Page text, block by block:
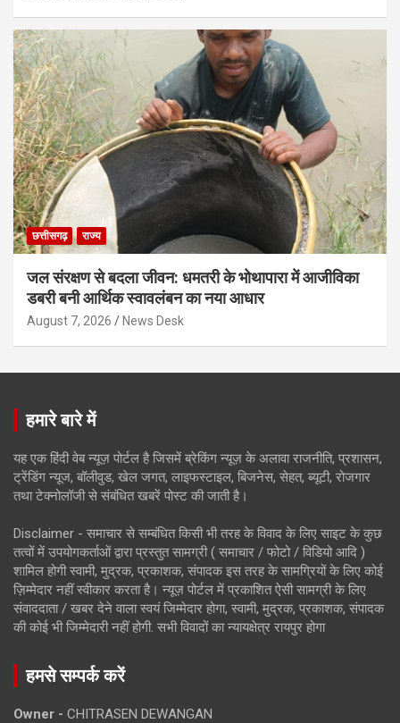
छत्तीसगढ़ राज्य
जल संरक्षण से बदला जीवन: धमतरी के भोथापारा में आजीविका
डबरी बनी आर्थिक स्वावलंबन का नया आधार
August 7, 2026 News Desk
हमारे बारे में
यह एक हिंदी वेब न्यूज़ पोर्टल है जिसमें ब्रेकिंग न्यूज़ के अलावा राजनीति, प्रशासन,
ट्रेंडिंग न्यूज, बॉलीवुड, खेल जगत, लाइफस्टाइल, बिजनेस, सेहत, ब्यूटी, रोजगार
तथा टेक्नोलॉजी से संबंधित खबरें पोस्ट की जाती है।
Disclaimer - समाचार से सम्बंधित किसी भी तरह के विवाद के लिए साइट के कुछ
तत्वों में उपयोगकर्ताओं द्वारा प्रस्तुत सामग्री ( समाचार / फोटो / विडियो आदि )
शामिल होगी स्वामी, मुद्रक, प्रकाशक, संपादक इस तरह के सामग्रियों के लिए कोई
ज़िम्मेदार नहीं स्वीकार करता है। न्यूज़ पोर्टल में प्रकाशित ऐसी सामग्री के लिए
संवाददाता / खबर देने वाला स्वयं जिम्मेदार होगा, स्वामी, मुद्रक, प्रकाशक, संपादक
की कोई भी जिम्मेदारी नहीं होगी. सभी विवादों का न्यायक्षेत्र रायपुर होगा
हमसे सम्पर्क करें
Owner - CHITRASEN DEWANGAN